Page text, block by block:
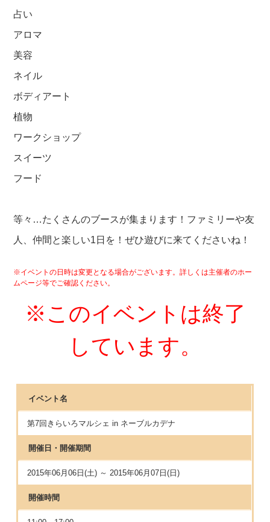
占い
アロマ
美容
ネイル
ボディアート
植物
ワークショップ
スイーツ
フード
等々…たくさんのブースが集まります！ファミリーや友
人、仲間と楽しい1日を！ぜひ遊びに来てくださいね！
※イベントの日時は変更となる場合がございます。詳しくは主催者のホー
ムページ等でご確認ください。
※このイベントは終了
しています。
イベント名
第7回きらいろマルシェ in ネーブルカデナ
開催日・開催期間
2015年06月06日(土) ～ 2015年06月07日(日)
開催時間